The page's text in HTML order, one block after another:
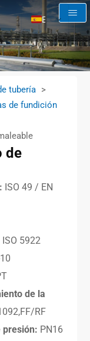
ES
EN
AR
tubería
de fundición
de
ISO 49 / EN
ISO 5922
de la
RF
presión: PN16